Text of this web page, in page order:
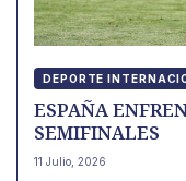
DEPORTE
ESPAÑA
SEMIFINALES
11 Julio, 2026